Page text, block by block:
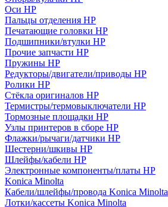
Оси HP
Пальцы отделения HP
Печатающие головки HP
Подшипники/втулки HP
Прочие запчасти HP
Пружины HP
Редукторы/двигатели/приводы HP
Ролики HP
Стёкла оригиналов HP
Термистры/термовыключатели HP
Тормозные площадки HP
Узлы принтеров в сборе HP
Флажки/рычаги/датчики HP
Шестерни/шкивы HP
Шлейфы/кабели HP
Электронные компоненты/платы HP
Konica Minolta
Кабели/шлейфы/провода Konica Minolta
Лотки/кассеты Konica Minolta